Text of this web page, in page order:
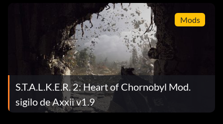
Mods
S.T.A.L.K.E.R. 2: Heart of Chornobyl Mod.
sigilo de Axxii v1.9